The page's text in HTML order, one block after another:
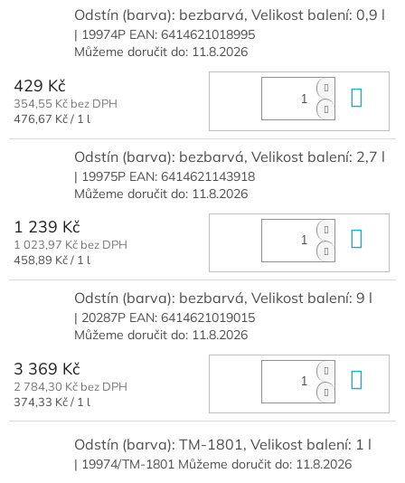
Odstín (barva): bezbarvá, Velikost balení: 0,9 l
| 19974P EAN: 6414621018995
Můžeme doručit do: 11.8.2026
429 Kč
354,55 Kč bez DPH
Měrná
476,67 Kč / 1 l
Odstín (barva): bezbarvá, Velikost balení: 2,7 l
| 19975P EAN: 6414621143918
Můžeme doručit do: 11.8.2026
1 239 Kč
1 023,97 Kč bez DPH
Měrná
458,89 Kč / 1 l
Odstín (barva): bezbarvá, Velikost balení: 9 l
| 20287P EAN: 6414621019015
Můžeme doručit do: 11.8.2026
3 369 Kč
2 784,30 Kč bez DPH
Měrná
cena:
374,33 Kč / 1 l
Odstín (barva): TM-1801, Velikost balení: 1 l
| 19974/TM-1801 Můžeme doručit do: 11.8.2026